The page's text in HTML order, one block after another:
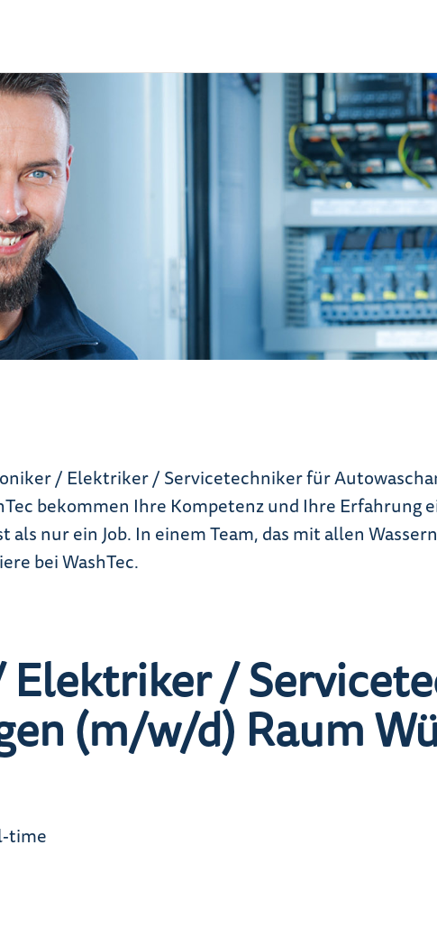
/
(m/w/d) Raum
time
/ Elektriker / Servicetechniker für
bekommen Ihre Kompetenz und Ihre Erfahrung
nur ein Job. In einem Team, das mit allen
bei WashTec.